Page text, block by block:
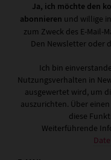
Ja, ich möchte den
abonnieren und willige
zum Zweck des E-Mail-
Den Newsletter oder
Ich bin
Nutzungsverhalten in
ausgewertet wird, um
auszurichten. Über
diese
Weiterführende